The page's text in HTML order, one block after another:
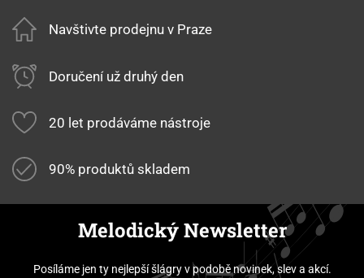
Navštivte prodejnu v Praze
Doručení už druhý den
20 let prodáváme nástroje
90% produktů skladem
Melodický Newsletter
Posíláme jen ty nejlepší šlágry v podobě novinek, slev a akcí.